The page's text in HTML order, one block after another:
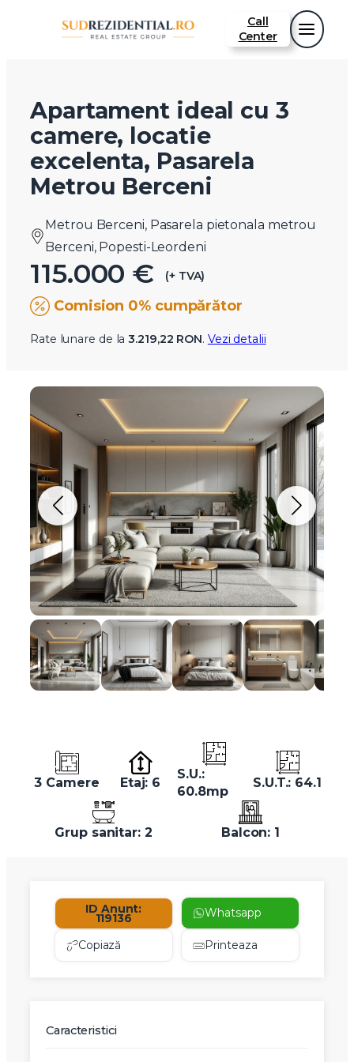
Call
Center
Apartament ideal cu 3
camere, locatie
excelenta, Pasarela
Metrou Berceni
Metrou Berceni, Pasarela pietonala metrou
Berceni, Popesti-Leordeni
115.000 € (+ TVA)
Comision 0% cumpărător
Rate lunare de la3.219,22 RON. Vezi detalii
3 Camere Etaj: 6
S.U.:
60.8mp
S.U.T.: 64.1
Grup sanitar: 2 Balcon: 1
ID Anunt:
119136 Whatsapp
Copiază Printeaza
Caracteristici